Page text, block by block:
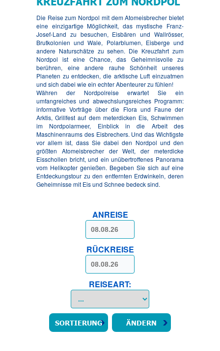
Die Reise zum Nordpol mit dem Atomeisbrecher bietet
eine einzigartige Möglichkeit, das mystische Franz-
Josef-Land zu besuchen, Eisbären und Wallrösser,
Brutkolonien und Wale, Polarblumen, Eisberge und
andere Naturschätze zu sehen. Die Kreuzfahrt zum
Nordpol ist eine Chance, das Geheimnisvolle zu
berühren, eine andere rauhe Schönheit unseres
Planeten zu entdecken, die arktische Luft einzuatmen
und sich dabei wie ein echter Abenteurer zu fühlen!
Währen der Nordpolreise erwartet Sie ein
umfangreiches und abwechslungsreiches Programm:
informative Vorträge über die Flora und Faune der
Arktis, Grillfest auf dem meterdicken Eis, Schwimmen
im Nordpolarmeer, Einblick in die Arbeit des
Maschinenraums des Eisbrechers. Und das Wichtigste
vor allem ist, dass Sie dabei den Nordpol und den
größten Atomeisbrecher der Welt, der meterdicke
Eisschollen bricht, und ein unübertroffenes Panorama
vom Helikopter genießen. Begeben Sie sich auf eine
Entdeckungstour zu den entfernten Erdwinkeln, deren
Geheimnisse mit Eis und Schnee bedeck sind.
ANREISE
RÜCKREISE
REISEART: